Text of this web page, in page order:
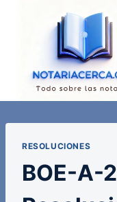
RESOLUCIONES
BOE-A-